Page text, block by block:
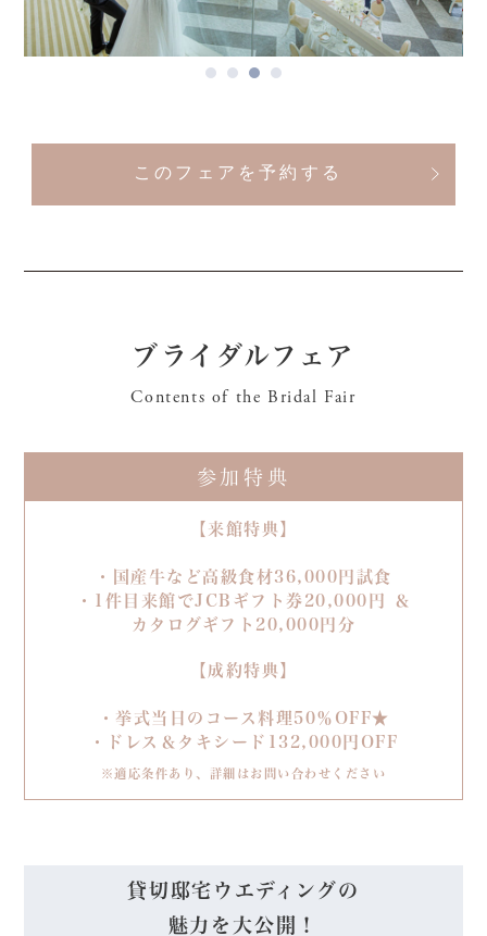
このフェアを予約する
ブライダルフェア
Contents of the Bridal Fair
参加特典
【来館特典】
・国産牛など高級食材36,000円試食
・1件目来館でJCBギフト券20,000円 ＆
カタログギフト20,000円分
【成約特典】
・挙式当日のコース料理50％OFF★
・ドレス＆タキシード132,000円OFF
※適応条件あり、詳細はお問い合わせください
貸切邸宅ウエディングの
魅力を大公開！